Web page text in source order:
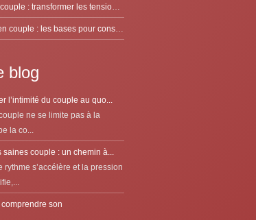
Résoudre conflits couple : transformer les tensions en dialogue constructif
Relations saines en couple : les bases pour construire un lien durable
blog
l’intimité du couple au quo...
ne se limite pas à la
la co...
couple : un chemin à...
rythme s’accélère et la pression
son